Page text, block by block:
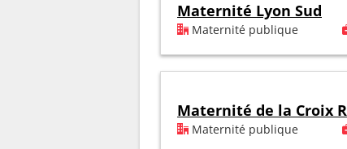
Maternité Lyon Sud
Maternité publique
Maternité de la Croix
Maternité publique